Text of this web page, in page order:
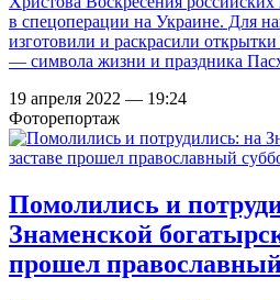
в спецоперации на Украине. Для
изготовили и раскрасили
— символа жизни и праздника
19 апреля 2022 — 19:24
Фоторепортаж
Помолились и
Знаменской
прошел